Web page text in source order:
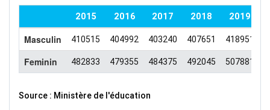
2015 2016 2017 2018 2019
Masculin 410515 404992 403240 407651 418951
Feminin 482833 479355 484375 492045 507881
Source : Ministère de l'éducation